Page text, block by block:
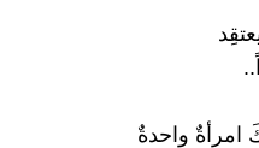
امرأةٌ واحدةٌ